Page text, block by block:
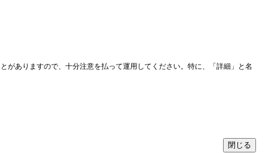
がありますので、十分注意を払って運用してください。特に、「詳細」と名